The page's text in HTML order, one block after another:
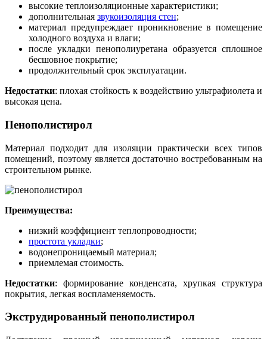
высокие теплоизоляционные характеристики;
дополнительная звукоизоляция стен;
материал предупреждает проникновение в помещение
холодного воздуха и влаги;
после укладки пенополиуретана образуется сплошное
бесшовное покрытие;
продолжительный срок эксплуатации.
Недостатки: плохая стойкость к воздействию ультрафиолета и
высокая цена.
Пенополистирол
Материал подходит для изоляции практически всех типов
помещений, поэтому является достаточно востребованным на
строительном рынке.
Преимущества:
низкий коэффициент теплопроводности;
простота укладки;
водонепроницаемый материал;
приемлемая стоимость.
Недостатки: формирование конденсата, хрупкая структура
покрытия, легкая воспламеняемость.
Экструдированный пенополистирол